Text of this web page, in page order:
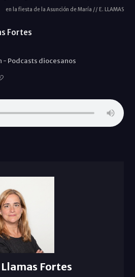
en la fiesta de la Asunción de María // E. LLAMAS
Fortes
- Podcasts diocesanos
Fortes